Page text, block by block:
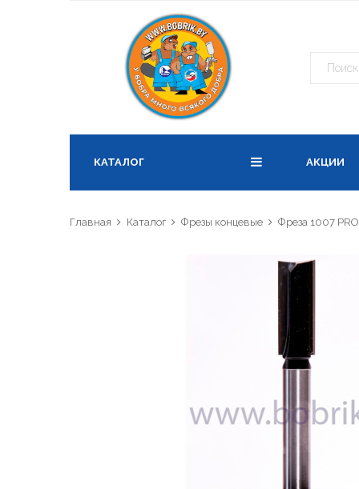
КАТАЛОГ АКЦИИ
Главная Каталог Фрезы концевые Фреза 1007 PRO
О
2.
4.